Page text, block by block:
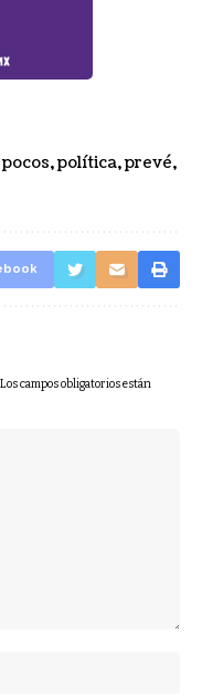
pocos,política,prevé,
Los campos obligatorios están